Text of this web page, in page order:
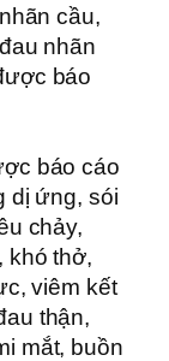
cầu,
nhãn
báo
báo cáo
dị ứng, sói
chảy,
khó thở,
viêm kết
thận,
mắt, buồn